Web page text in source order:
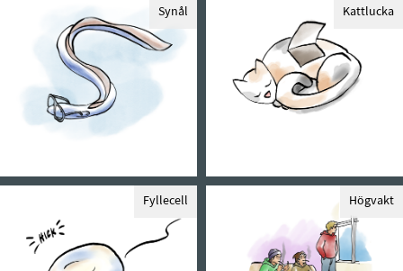
Synål Kattlucka
Fyllecell Högvakt